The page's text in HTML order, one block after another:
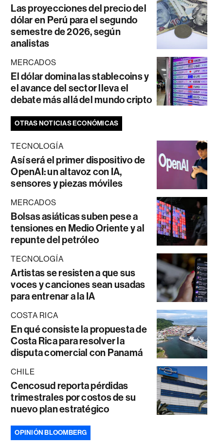
Las proyecciones del precio del
dólar en Perú para el segundo
semestre de 2026, según
analistas
MERCADOS
El dólar domina las stablecoins y
el avance del sector lleva el
debate más allá del mundo cripto
OTRAS NOTICIAS ECONÓMICAS
TECNOLOGÍA
Así será el primer dispositivo de
OpenAI: un altavoz con IA,
sensores y piezas móviles
MERCADOS
Bolsas asiáticas suben pese a
tensiones en Medio Oriente y al
repunte del petróleo
TECNOLOGÍA
Artistas se resisten a que sus
voces y canciones sean usadas
para entrenar a la IA
COSTA RICA
En qué consiste la propuesta de
Costa Rica para resolver la
disputa comercial con Panamá
CHILE
Cencosud reporta pérdidas
trimestrales por costos de su
nuevo plan estratégico
OPINIÓN BLOOMBERG